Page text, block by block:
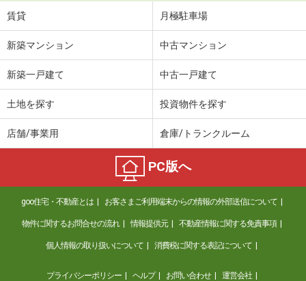
賃貸 月極駐車場
新築マンション 中古マンション
新築一戸建て 中古一戸建て
土地を探す 投資物件を探す
店舗/事業用 倉庫/トランクルーム
PC版へ
goo住宅・不動産とは お客さまご利用端末からの情報の外部送信について
物件に関するお問合せの流れ 情報提供元 不動産情報に関する免責事項
個人情報の取り扱いについて 消費税に関する表記について
プライバシーポリシー ヘルプ お問い合わせ 運営会社